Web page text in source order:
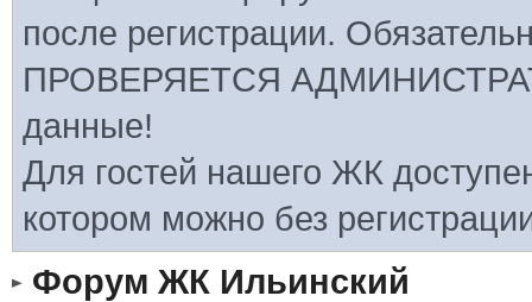
после регистрации.
ПРОВЕРЯЕТСЯ
данные!
Для гостей нашего ЖК
котором можно без
Форум ЖК Ильинский